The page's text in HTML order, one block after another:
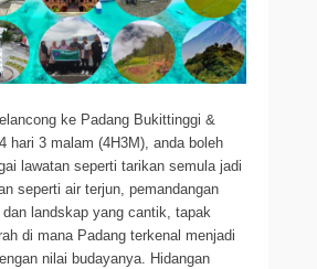
ke Padang Bukittinggi &
hari 3 malam (4H3M), anda boleh
lawatan seperti tarikan semula jadi
seperti air terjun, pemandangan
dan landskap yang cantik, tapak
di mana Padang terkenal menjadi
nilai budayanya. Hidangan